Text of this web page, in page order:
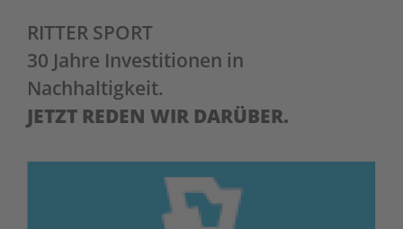
RITTER SPORT
30 Jahre Investitionen in
Nachhaltigkeit.
JETZT REDEN WIR DARÜBER.